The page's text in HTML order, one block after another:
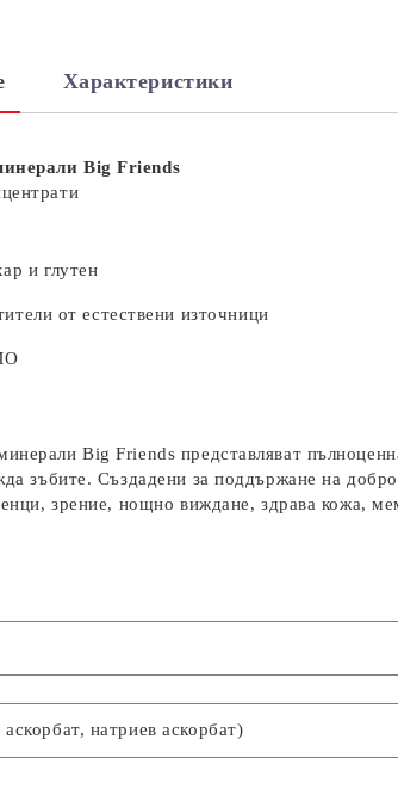
Характеристики
Big Friends
и глутен
от естествени източници
Big Friends представляват
зъбите. Създадени за поддържане на
зрение, нощно виждане, здрава кожа,
натриев аскорбат)